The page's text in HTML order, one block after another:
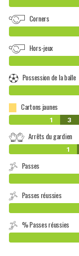
Corners
Hors-jeux
Possession de la balle
Cartons jaunes
1 3
Arrêts du gardien
1
Passes
Passes réussies
% Passes réussies